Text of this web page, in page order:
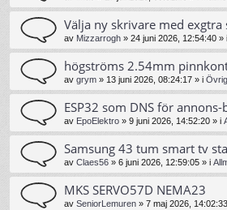
Välja ny skrivare med exgtra
av Mizzarrogh » 24 juni 2026, 12:54:40 » i
högströms 2.54mm
av grym » 13 juni 2026, 08:24:17 » i
ESP32 som DNS för
av EpoElektro » 9 juni 2026, 14:52:20 » i
Samsung 43 tum smart tv
av Claes56 » 6 juni 2026, 12:59:05 » i
MKS SERVO57D NEMA23
av SeniorLemuren » 7 maj 2026, 14:02:33